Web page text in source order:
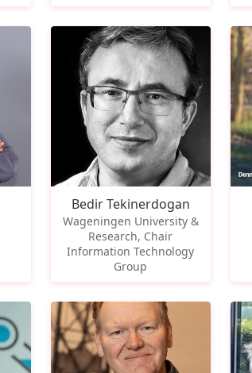
Bedir Tekinerdogan
Wageningen University &
Research, Chair
Information Technology
Group